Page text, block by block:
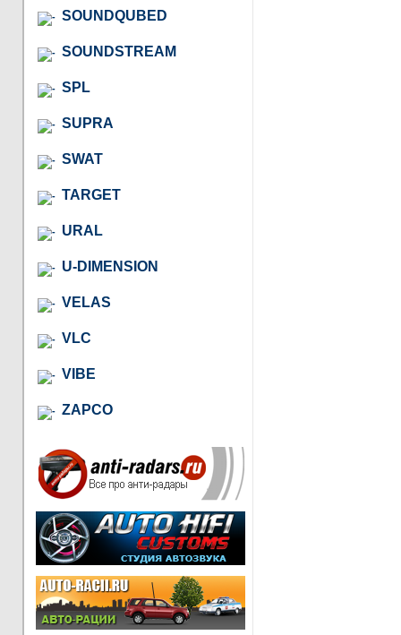
SOUNDQUBED
SOUNDSTREAM
SPL
SUPRA
SWAT
TARGET
URAL
U-DIMENSION
VELAS
VLC
VIBE
ZAPCO